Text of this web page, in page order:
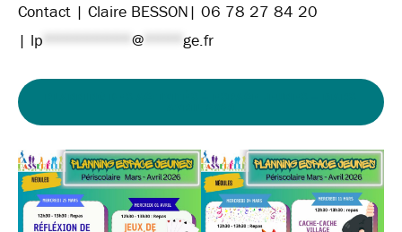
Contact | Claire BESSON| 06 78 27 84 20
| lp @ ge.fr